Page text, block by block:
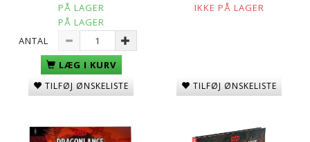
PÅ LAGER
PÅ LAGER
ANTAL
LÆG I KURV
TILFØJ ØNSKELISTE
IKKE PÅ LAGER
TILFØJ ØNSKELISTE